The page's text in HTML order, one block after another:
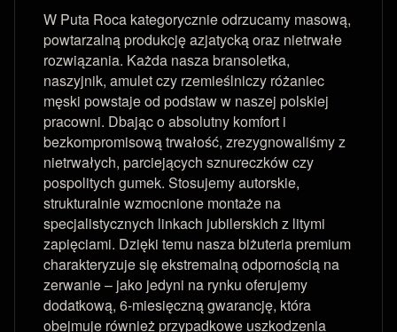
W Puta Roca kategorycznie odrzucamy masową,
powtarzalną produkcję azjatycką oraz nietrwałe
rozwiązania. Każda nasza bransoletka,
naszyjnik, amulet czy rzemieślniczy różaniec
męski powstaje od podstaw w naszej polskiej
pracowni. Dbając o absolutny komfort i
bezkompromisową trwałość, zrezygnowaliśmy z
nietrwałych, parciejących sznureczków czy
pospolitych gumek. Stosujemy autorskie,
strukturalnie wzmocnione montaże na
specjalistycznych linkach jubilerskich z litymi
zapięciami. Dzięki temu nasza biżuteria premium
charakteryzuje się ekstremalną odpornością na
zerwanie – jako jedyni na rynku oferujemy
dodatkową, 6-miesięczną gwarancję, która
obejmuje również przypadkowe uszkodzenia